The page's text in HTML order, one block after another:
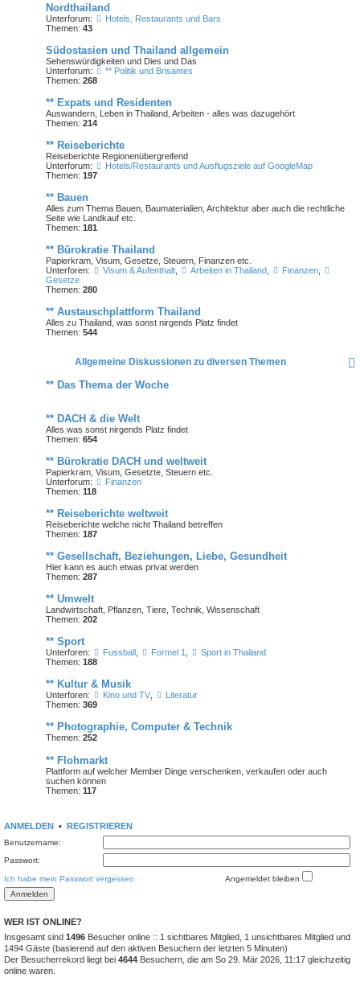
Nordthailand
Unterforum:
Hotels, Restaurants und Bars
Themen: 43
Südostasien und Thailand allgemein
Sehenswürdigkeiten und Dies und Das
Unterforum:
** Politik und Brisantes
Themen: 268
** Expats und Residenten
Auswandern, Leben in Thailand, Arbeiten - alles was dazugehört
Themen: 214
** Reiseberichte
Reiseberichte Regionenübergreifend
Unterforum:
Hotels/Restaurants und Ausflugsziele auf GoogleMap
Themen: 197
** Bauen
Alles zum Thema Bauen, Baumaterialien, Architektur aber auch die rechtliche
Seite wie Landkauf etc.
Themen: 181
** Bürokratie Thailand
Papierkram, Visum, Gesetze, Steuern, Finanzen etc.
Unterforen:
Visum & Aufenthalt, Arbeiten in Thailand, Finanzen,
Gesetze
Themen: 280
** Austauschplattform Thailand
Alles zu Thailand, was sonst nirgends Platz findet
Themen: 544
Allgemeine Diskussionen zu diversen Themen
** Das Thema der Woche
** DACH & die Welt
Alles was sonst nirgends Platz findet
Themen: 654
** Bürokratie DACH und weltweit
Papierkram, Visum, Gesetzte, Steuern etc.
Unterforum:
Finanzen
Themen: 118
** Reiseberichte weltweit
Reiseberichte welche nicht Thailand betreffen
Themen: 187
** Gesellschaft, Beziehungen, Liebe, Gesundheit
Hier kann es auch etwas privat werden
Themen: 287
** Umwelt
Landwirtschaft, Pflanzen, Tiere, Technik, Wissenschaft
Themen: 202
** Sport
Unterforen: Fussball, Formel 1
Sport in Thailand
Themen: 188
** Kultur & Musik
Unterforen: Kino und TV,
Literatur
Themen: 369
** Photographie, Computer & Technik
Themen: 252
** Flohmarkt
Plattform auf welcher Member Dinge verschenken, verkaufen oder auch
suchen können
Themen: 117
ANMELDEN • REGISTRIEREN
Benutzername:
Passwort:
Ich habe mein Passwort vergessen Angemeldet bleiben
WER IST ONLINE?
Insgesamt sind 1496 Besucher online :: 1 sichtbares Mitglied, 1 unsichtbares Mitglied und
1494 Gäste (basierend auf den aktiven Besuchern der letzten 5 Minuten)
Der Besucherrekord liegt bei 4644 Besuchern, die am So 29. Mär 2026, 11:17 gleichzeitig
online waren.